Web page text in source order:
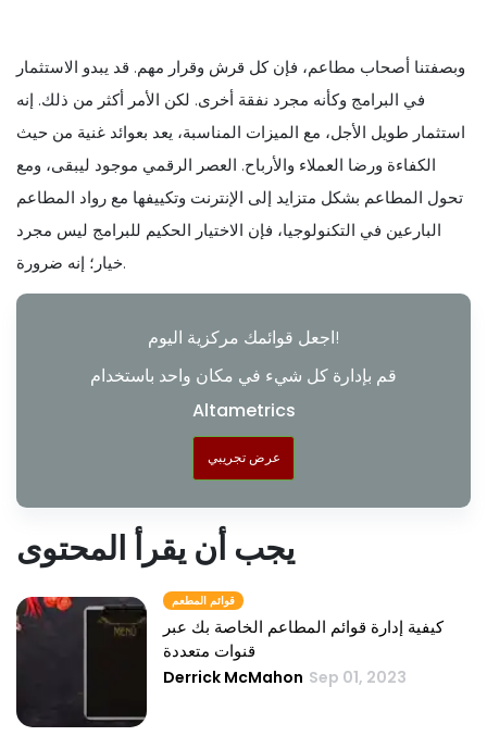
وبصفتنا أصحاب مطاعم، فإن كل قرش وقرار مهم. قد يبدو الاستثمار
في البرامج وكأنه مجرد نفقة أخرى. لكن الأمر أكثر من ذلك. إنه
استثمار طويل الأجل، مع الميزات المناسبة، يعد بعوائد غنية من حيث
الكفاءة ورضا العملاء والأرباح. العصر الرقمي موجود ليبقى، ومع
تحول المطاعم بشكل متزايد إلى الإنترنت وتكييفها مع رواد المطاعم
البارعين في التكنولوجيا، فإن الاختيار الحكيم للبرامج ليس مجرد
خيار؛ إنه ضرورة.
اجعل قوائمك مركزية اليوم!
قم بإدارة كل شيء في مكان واحد باستخدام
Altametrics
عرض تجريبي
يجب أن يقرأ المحتوى
قوائم المطعم
كيفية إدارة قوائم المطاعم الخاصة بك عبر
قنوات متعددة
Derrick McMahon Sep 01, 2023